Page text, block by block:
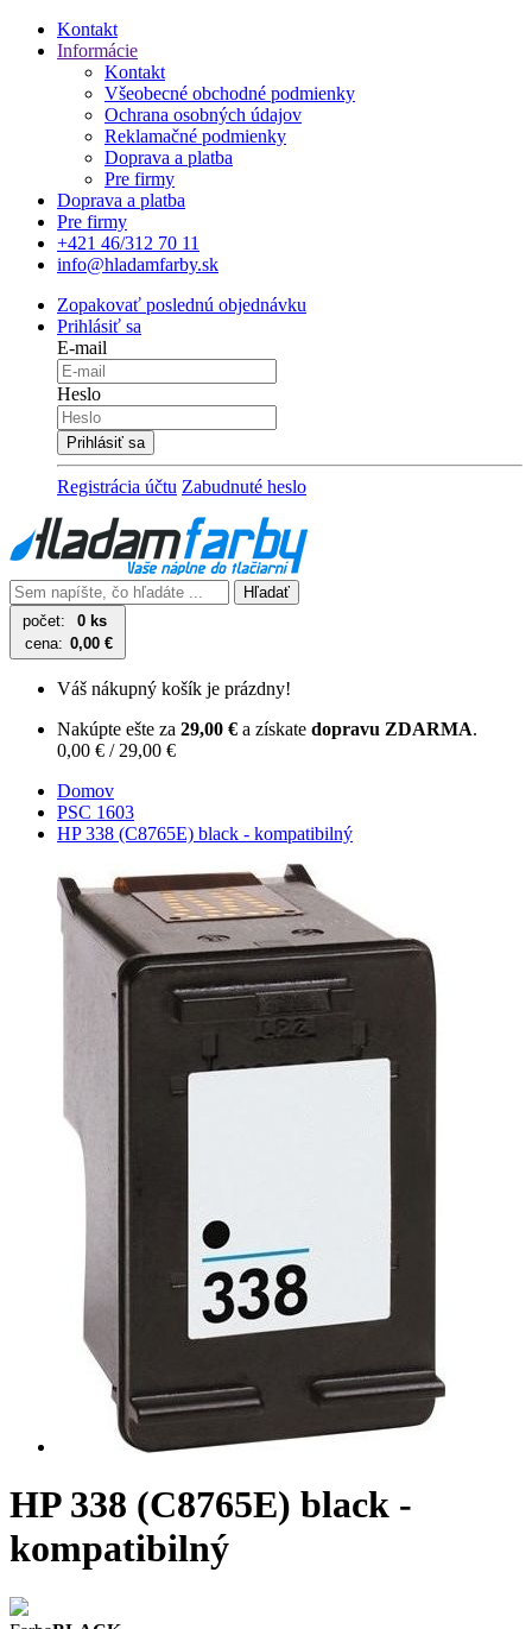
Kontakt
Informácie
Kontakt
Všeobecné obchodné podmienky
Ochrana osobných údajov
Reklamačné podmienky
Doprava a platba
Pre firmy
Doprava a platba
Pre firmy
+421 46/312 70 11
info@hladamfarby.sk
Zopakovať poslednú objednávku
Prihlásiť sa
E-mail
Heslo
Registrácia účtu Zabudnuté heslo
Hľadať
počet:
0 ks
cena: 0,00 €
Váš nákupný košík je prázdny!
Nakúpte ešte za 29,00 € a získate dopravu ZDARMA.
0,00 € / 29,00 €
Domov
PSC 1603
HP 338 (C8765E) black - kompatibilný
HP 338 (C8765E) black -
kompatibilný